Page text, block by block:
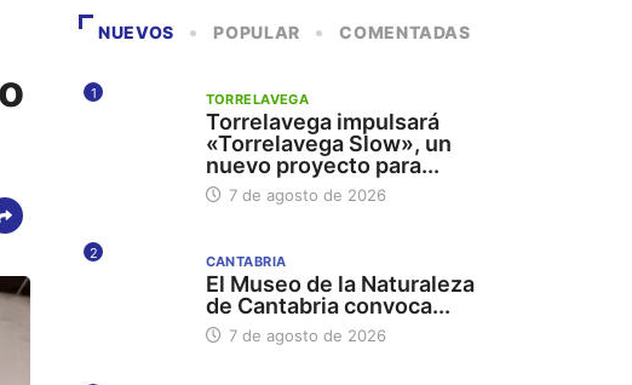
NUEVOS POPULAR COMENTADAS
1 TORRELAVEGA
Torrelavega impulsará
«Torrelavega Slow», un
nuevo proyecto para...
7 de agosto de 2026
2 CANTABRIA
El Museo de la Naturaleza
de Cantabria convoca...
7 de agosto de 2026